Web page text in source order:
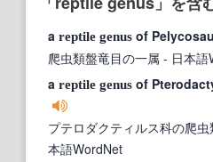
a reptile genus of
爬虫類盤竜目の一属 - 日本語
a reptile genus of
プテロダクティルス科の爬虫
本語WordNet